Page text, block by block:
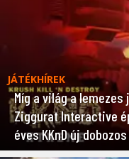
JÁTÉKHÍREK
Míg a világ a
Ziggurat Interactive
éves KKnD új